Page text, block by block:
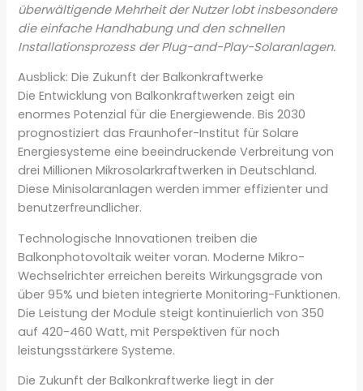
überwältigende Mehrheit der Nutzer lobt insbesondere
die einfache Handhabung und den schnellen
Installationsprozess der Plug-and-Play-Solaranlagen.
Ausblick: Die Zukunft der Balkonkraftwerke
Die Entwicklung von Balkonkraftwerken zeigt ein
enormes Potenzial für die Energiewende. Bis 2030
prognostiziert das Fraunhofer-Institut für Solare
Energiesysteme eine beeindruckende Verbreitung von
drei Millionen Mikrosolarkraftwerken in Deutschland.
Diese Minisolaranlagen werden immer effizienter und
benutzerfreundlicher.
Technologische Innovationen treiben die
Balkonphotovoltaik weiter voran. Moderne Mikro-
Wechselrichter erreichen bereits Wirkungsgrade von
über 95% und bieten integrierte Monitoring-Funktionen.
Die Leistung der Module steigt kontinuierlich von 350
auf 420-460 Watt, mit Perspektiven für noch
leistungsstärkere Systeme.
Die Zukunft der Balkonkraftwerke liegt in der